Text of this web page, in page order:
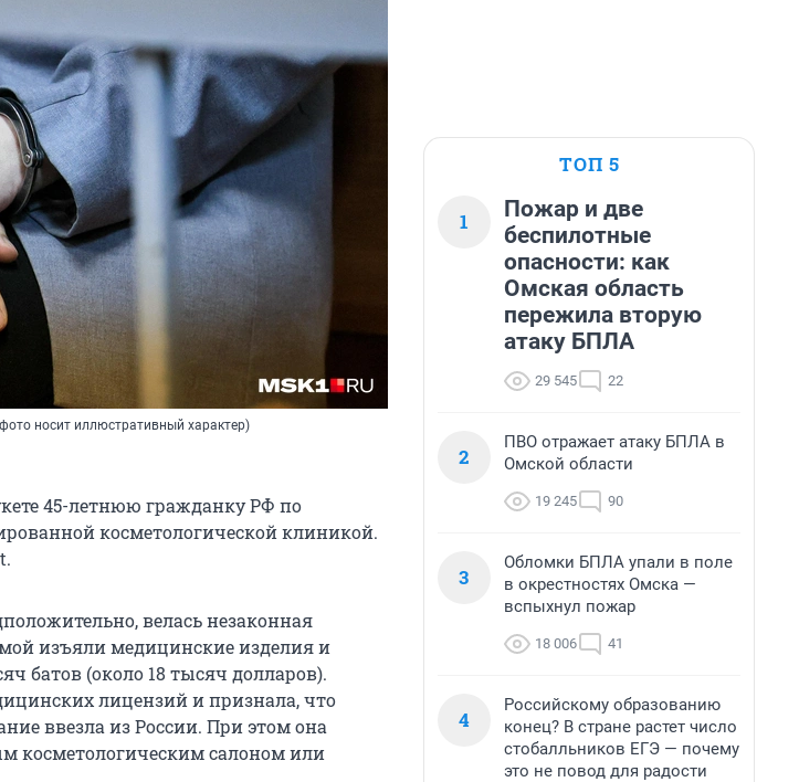
носит иллюстративный характер)
45-летнюю гражданку РФ по
косметологической клиникой.
велась незаконная
изъяли медицинские изделия и
батов (около 18 тысяч долларов).
лицензий и признала, что
ввезла из России. При этом она
косметологическим салоном или
ТОП 5
1
Пожар и две
беспилотные
опасности: как
Омская область
пережила вторую
атаку БПЛА
29 545 22
2
ПВО отражает атаку БПЛА в
Омской области
19 245 90
3
Обломки БПЛА упали в поле
в окрестностях Омска —
вспыхнул пожар
18 006 41
4
Российскому образованию
конец? В стране растет число
стобалльников ЕГЭ — почему
это не повод для радости